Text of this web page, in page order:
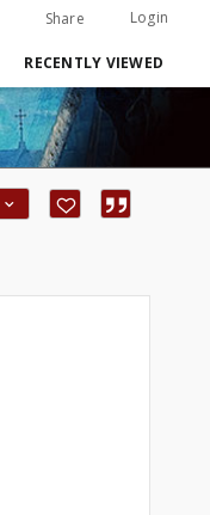
Share Login
RECENTLY VIEWED